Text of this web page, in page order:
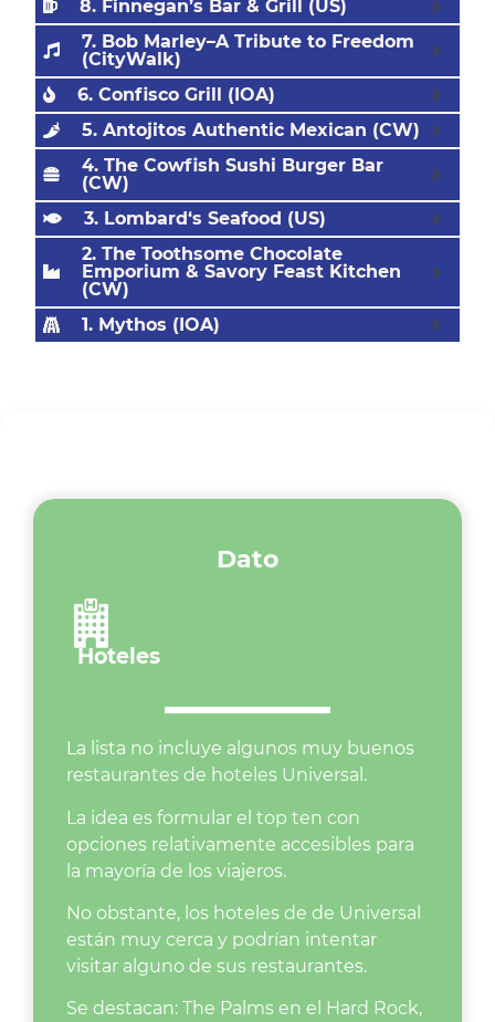
8. Finnegan’s Bar & Grill (US)
7. Bob Marley–A Tribute to Freedom
(CityWalk)
6. Confisco Grill (IOA)
5. Antojitos Authentic Mexican (CW)
4. The Cowfish Sushi Burger Bar
(CW)
3. Lombard‘s Seafood (US)
2. The Toothsome Chocolate
Emporium & Savory Feast Kitchen
(CW)
1. Mythos (IOA)
Dato
Hoteles
La lista no incluye algunos muy buenos
restaurantes de hoteles Universal.
La idea es formular el top ten con
opciones relativamente accesibles para
la mayoría de los viajeros.
No obstante, los hoteles de de Universal
están muy cerca y podrían intentar
visitar alguno de sus restaurantes.
Se destacan: The Palms en el Hard Rock,